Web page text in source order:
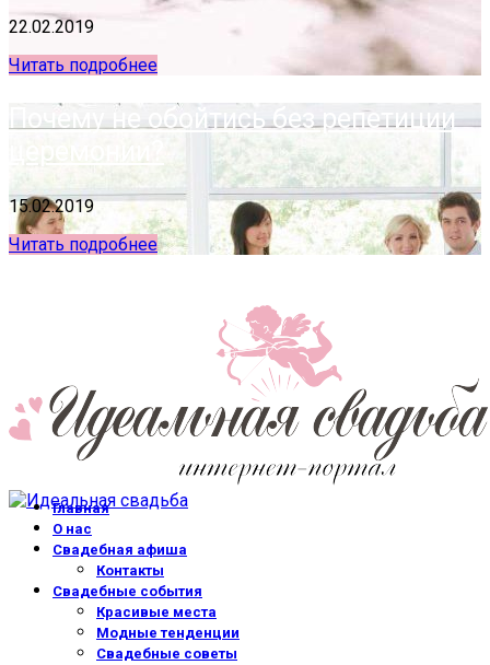
22.02.2019
Читать подробнее
Почему не обойтись без репетиции
церемонии?
15.02.2019
Читать подробнее
Главная
О нас
Свадебная афиша
Контакты
Свадебные события
Красивые места
Модные тенденции
Свадебные советы